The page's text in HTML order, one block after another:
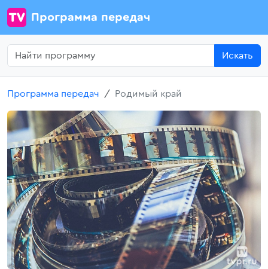
Программа передач
Искать
Программа передач Родимый край